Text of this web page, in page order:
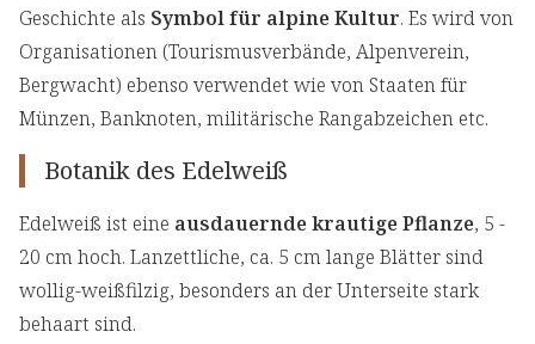
Geschichte als Symbol für alpine Kultur. Es wird von
Organisationen (Tourismusverbände, Alpenverein,
Bergwacht) ebenso verwendet wie von Staaten für
Münzen, Banknoten, militärische Rangabzeichen etc.
Botanik des Edelweiß
Edelweiß ist eine ausdauernde krautige Pflanze, 5 -
20 cm hoch. Lanzettliche, ca. 5 cm lange Blätter sind
wollig-weißfilzig, besonders an der Unterseite stark
behaart sind.